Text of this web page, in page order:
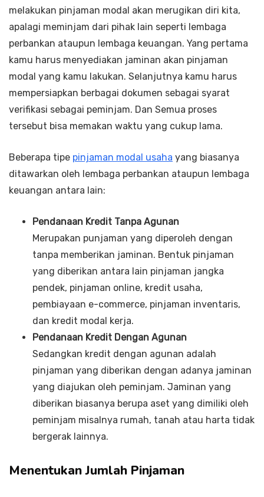
melakukan pinjaman modal akan merugikan diri kita,
apalagi meminjam dari pihak lain seperti lembaga
perbankan ataupun lembaga keuangan. Yang pertama
kamu harus menyediakan jaminan akan pinjaman
modal yang kamu lakukan. Selanjutnya kamu harus
mempersiapkan berbagai dokumen sebagai syarat
verifikasi sebagai peminjam. Dan Semua proses
tersebut bisa memakan waktu yang cukup lama.
Beberapa tipe pinjaman modal usaha yang biasanya
ditawarkan oleh lembaga perbankan ataupun lembaga
keuangan antara lain:
Pendanaan Kredit Tanpa Agunan
Merupakan punjaman yang diperoleh dengan
tanpa memberikan jaminan. Bentuk pinjaman
yang diberikan antara lain pinjaman jangka
pendek, pinjaman online, kredit usaha,
pembiayaan e-commerce, pinjaman inventaris,
dan kredit modal kerja.
Pendanaan Kredit Dengan Agunan
Sedangkan kredit dengan agunan adalah
pinjaman yang diberikan dengan adanya jaminan
yang diajukan oleh peminjam. Jaminan yang
diberikan biasanya berupa aset yang dimiliki oleh
peminjam misalnya rumah, tanah atau harta tidak
bergerak lainnya.
Menentukan Jumlah Pinjaman